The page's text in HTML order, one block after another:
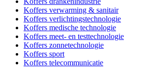
Koffers verwarming & sanitair
Koffers verlichtingstechnologie
Koffers medische technologie
Koffers meet- en testtechnologie
Koffers zonnetechnologie
Koffers sport
Koffers telecommunicatie